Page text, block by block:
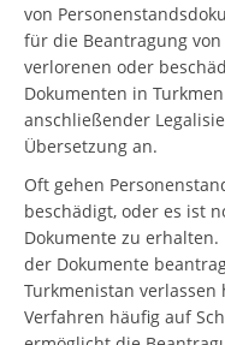
von
für die Beantragung
verlorenen oder
Dokumenten in
anschließender
Übersetzung an.
Oft gehen
beschädigt, oder es ist
Dokumente zu
der Dokumente
Turkmenistan verlassen
Verfahren häufig auf